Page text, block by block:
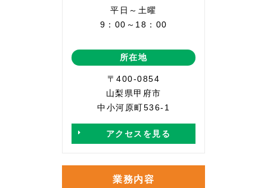
平日～土曜
9：00～18：00
所在地
〒400-0854
山梨県甲府市
中小河原町536-1
アクセスを見る
業務内容